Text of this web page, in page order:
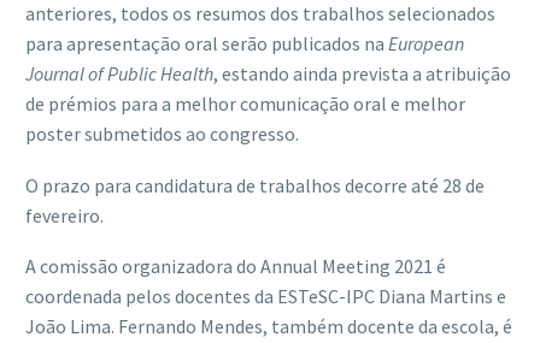
anteriores, todos os resumos dos trabalhos selecionados
para apresentação oral serão publicados na European
Journal of Public Health, estando ainda prevista a atribuição
de prémios para a melhor comunicação oral e melhor
poster submetidos ao congresso.
O prazo para candidatura de trabalhos decorre até 28 de
fevereiro.
A comissão organizadora do Annual Meeting 2021 é
coordenada pelos docentes da ESTeSC-IPC Diana Martins e
João Lima. Fernando Mendes, também docente da escola, é